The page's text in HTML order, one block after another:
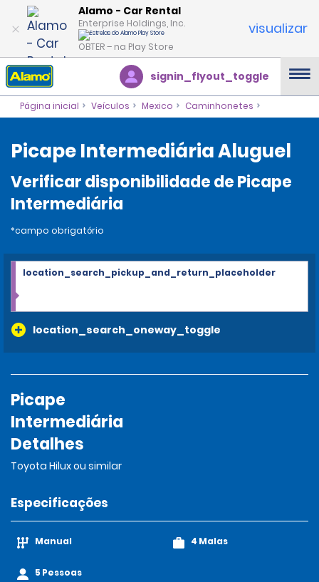
Alamo - Car Rental
Enterprise Holdings, Inc.
OBTER – na Play Store
visualizar
signin_flyout_toggle
Página inicial Veículos Mexico Caminhonetes
Picape Intermediária Aluguel
Verificar disponibilidade de Picape
Intermediária
*campo obrigatório
location_search_oneway_toggle
location_search_pickup_and_return_placeholder
Picape
Intermediária
Detalhes
Toyota Hilux ou similar
Especificações
Manual
5 Pessoas
4 Malas